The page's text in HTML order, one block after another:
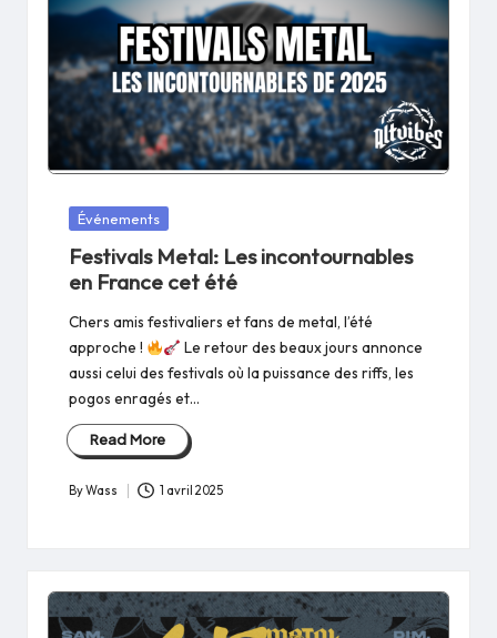
Posted
Événements
Festivals Metal: Les incontournables
en France cet été
Chers amis festivaliers et fans de metal, l’été
approche !
Le retour des beaux jours annonce
aussi celui des festivals où la puissance des riffs, les
pogos enragés et…
Read More
Posted
ByWass 1 avril 2025